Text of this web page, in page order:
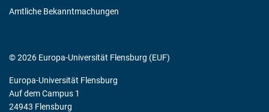
Amtliche Bekanntmachungen
© 2026 Europa-Universität Flensburg (EUF)
Europa-Universität Flensburg
Auf dem Campus 1
24943 Flensburg